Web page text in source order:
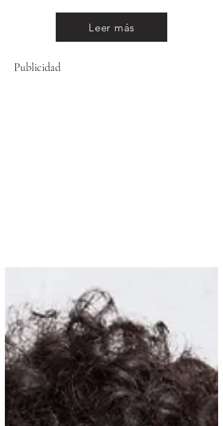
Leer más
Publicidad